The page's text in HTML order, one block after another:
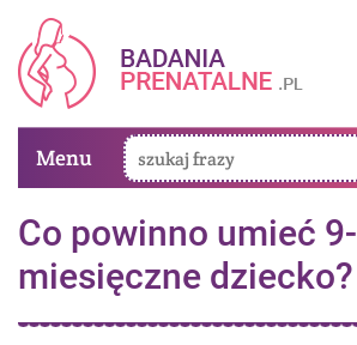
Menu
Co powinno umieć 9-
miesięczne dziecko?